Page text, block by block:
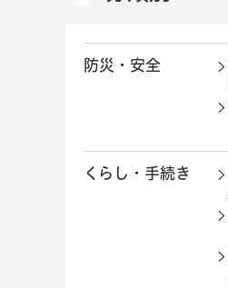
防災・安全
くらし・手続き